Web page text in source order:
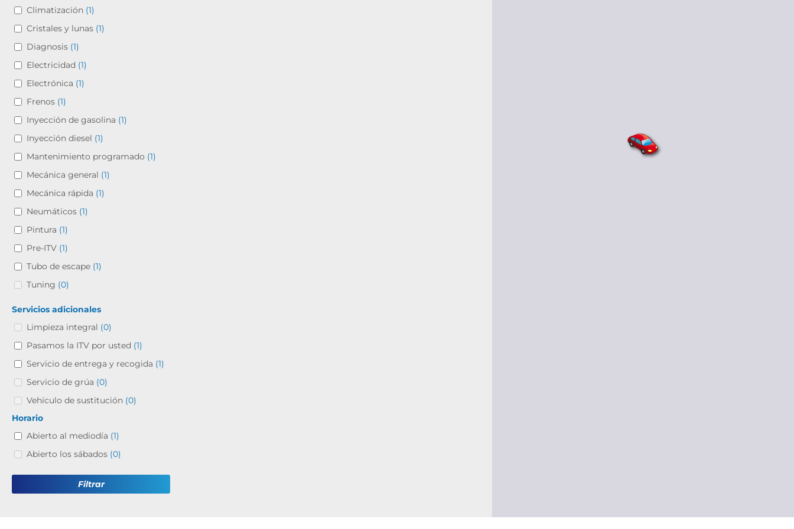
Climatización (1)
Cristales y lunas (1)
Diagnosis (1)
Electricidad (1)
Electrónica (1)
Frenos (1)
Inyección de gasolina (1)
Inyección diesel (1)
Mantenimiento programado (1)
Mecánica general (1)
Mecánica rápida (1)
Neumáticos (1)
Pintura (1)
Pre-ITV (1)
Tubo de escape (1)
Tuning (0)
Servicios adicionales
Limpieza integral (0)
Pasamos la ITV por usted (1)
Servicio de entrega y recogida (1)
Servicio de grúa (0)
Vehículo de sustitución (0)
Horario
Abierto al mediodía (1)
Abierto los sábados (0)
Filtrar